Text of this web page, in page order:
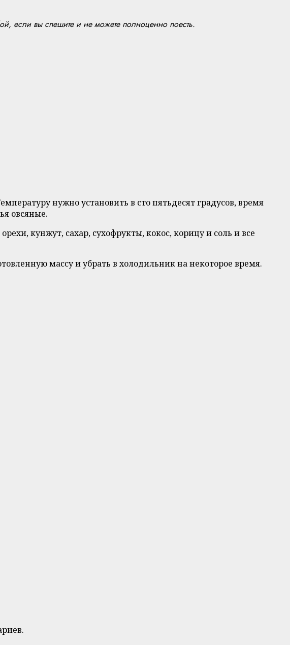
если вы спешите и не можете полноценно поесть.
нужно установить в сто пятьдесят градусов, время
овсяные.
кунжут, сахар, сухофрукты, кокос, корицу и соль и все
массу и убрать в холодильник на некоторое время.